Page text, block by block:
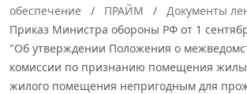
обеспечение
ПРАЙМ
Документы
Приказ Министра обороны РФ от 1
"Об утверждении Положения о
комиссии по признанию помещения
жилого помещения непригодным для